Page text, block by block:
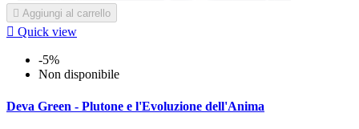
 Aggiungi al carrello
 Quick view
-5%
Non disponibile
Deva Green - Plutone e l'Evoluzione dell'Anima